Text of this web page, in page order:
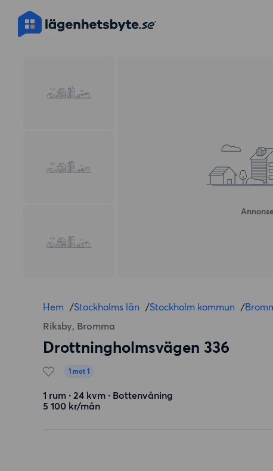
Hem /Stockholms län /Stockholm kommun /
Riksby, Bromma
Drottningholmsvägen 336
1 mot 1
1 rum ∙ 24 kvm ∙ Bottenvåning
5 100 kr/mån